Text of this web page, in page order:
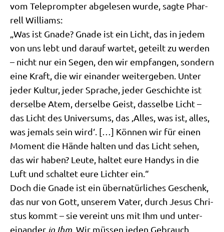
vom Tele­promp­ter abge­le­sen wur­de, sag­te Phar­
rell Wil­liams:
„Was ist Gna­de? Gna­de ist ein Licht, das in jedem
von uns lebt und dar­auf war­tet, geteilt zu wer­den
– nicht nur ein Segen, den wir emp­fan­gen, son­dern
eine Kraft, die wir ein­an­der wei­ter­ge­ben. Unter
jeder Kul­tur, jeder Spra­che, jeder Geschich­te ist
der­sel­be Atem, der­sel­be Geist, das­sel­be Licht –
das Licht des Uni­ver­sums, das ‚Alles, was ist, alles,
was jemals sein wird‘. […] Kön­nen wir für einen
Moment die Hän­de hal­ten und das Licht sehen,
das wir haben? Leu­te, hal­tet eure Han­dys in die
Luft und schal­tet eure Lich­ter ein.“
Doch die Gna­de ist ein über­na­tür­li­ches Geschenk,
das nur von Gott, unse­rem Vater, durch Jesus Chri­
stus kommt – sie ver­eint uns mit Ihm und unter­
ein­an­der in Ihm . Wir müs­sen jeden Gebrauch